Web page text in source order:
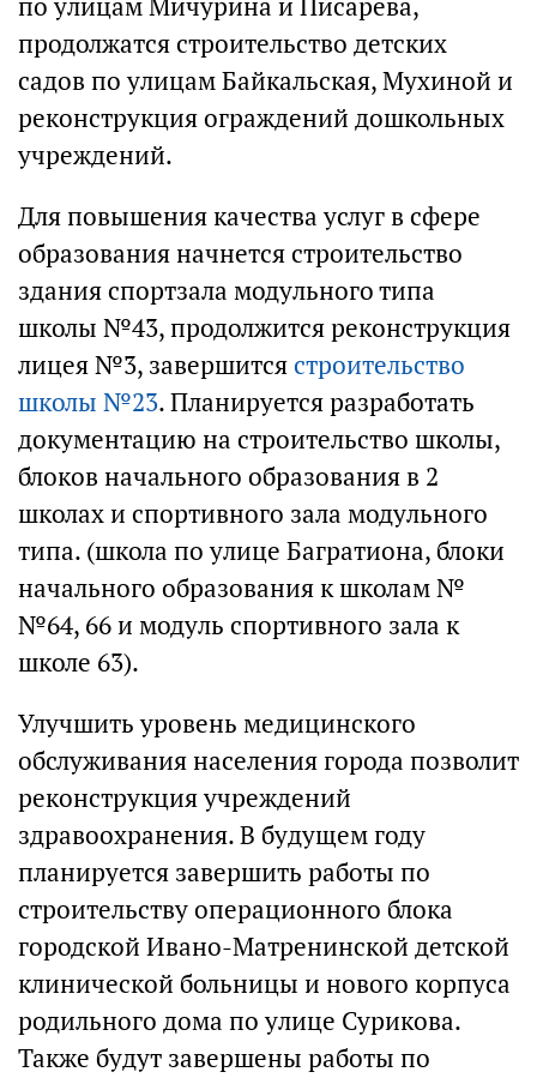
по улицам Мичурина и Писарева,
продолжатся строительство детских
садов по улицам Байкальская, Мухиной и
реконструкция ограждений дошкольных
учреждений.
Для повышения качества услуг в сфере
образования начнется строительство
здания спортзала модульного типа
школы №43, продолжится реконструкция
лицея №3, завершитсястроительство
школы №23. Планируется разработать
документацию на строительство школы,
блоков начального образования в 2
школах и спортивного зала модульного
типа. (школа по улице Багратиона, блоки
начального образования к школам №
№64, 66 и модуль спортивного зала к
школе 63).
Улучшить уровень медицинского
обслуживания населения города позволит
реконструкция учреждений
здравоохранения. В будущем году
планируется завершить работы по
строительству операционного блока
городской Ивано-Матренинской детской
клинической больницы и нового корпуса
родильного дома по улице Сурикова.
Также будут завершены работы по